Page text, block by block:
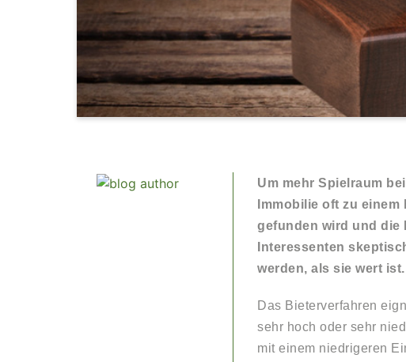
Um mehr Spielraum
Immobilie oft zu
gefunden wird und die
Interessenten
werden, als sie wert
Das Bieterverfahren
sehr hoch oder sehr
mit einem niedrigeren